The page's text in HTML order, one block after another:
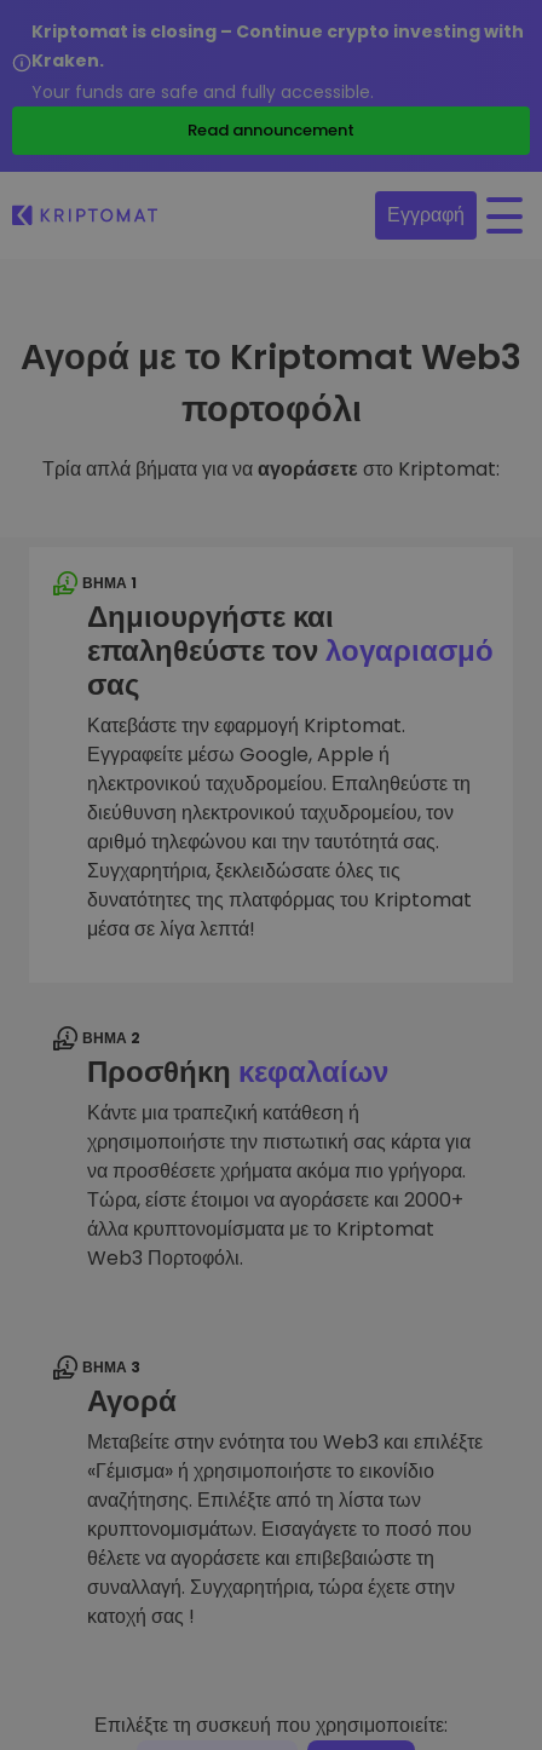
Kriptomat is closing – Continue crypto investing with
Kraken.
Your funds are safe and fully accessible.
Read announcement
Εγγραφή
Αγορά με το Kriptomat Web3
πορτοφόλι
Τρία απλά βήματα για νααγοράσετε στο Kriptomat:
ΒΉΜΑ 1
Δημιουργήστε και
επαληθεύστε τονλογαριασμό
σας
Κατεβάστε την εφαρμογή Kriptomat.
Εγγραφείτε μέσω Google, Apple ή
ηλεκτρονικού ταχυδρομείου. Επαληθεύστε τη
διεύθυνση ηλεκτρονικού ταχυδρομείου, τον
αριθμό τηλεφώνου και την ταυτότητά σας.
Συγχαρητήρια, ξεκλειδώσατε όλες τις
δυνατότητες της πλατφόρμας του Kriptomat
μέσα σε λίγα λεπτά!
ΒΉΜΑ 2
Προσθήκη κεφαλαίων
Κάντε μια τραπεζική κατάθεση ή
χρησιμοποιήστε την πιστωτική σας κάρτα για
να προσθέσετε χρήματα ακόμα πιο γρήγορα.
Τώρα, είστε έτοιμοι να αγοράσετε και 2000+
άλλα κρυπτονομίσματα με το Kriptomat
Web3 Πορτοφόλι.
ΒΉΜΑ 3
Αγορά
Μεταβείτε στην ενότητα του Web3 και επιλέξτε
«Γέμισμα» ή χρησιμοποιήστε το εικονίδιο
αναζήτησης. Επιλέξτε από τη λίστα των
κρυπτονομισμάτων. Εισαγάγετε το ποσό που
θέλετε να αγοράσετε και επιβεβαιώστε τη
συναλλαγή. Συγχαρητήρια, τώρα έχετε στην
κατοχή σας !
Επιλέξτε τη συσκευή που χρησιμοποιείτε: